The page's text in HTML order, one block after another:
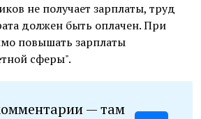
не получает зарплаты, труд
должен быть оплачен. При
повышать зарплаты
сферы".
— там